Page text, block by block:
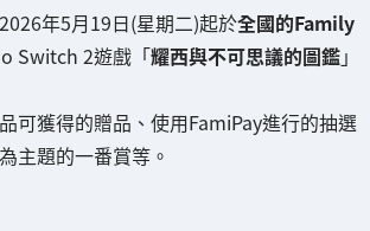
年5月19日(星期二)起於全國的Family
Switch 2遊戲「耀西與不可思議的圖鑑」
可獲得的贈品、使用FamiPay進行的抽選
主題的一番賞等。